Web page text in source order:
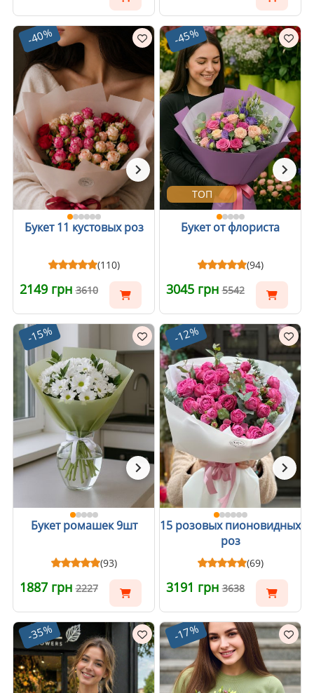
-40%
Букет 11 кустовых роз
(110)
2149 грн3610
-45%
ТОП
Букет от флориста
(94)
3045 грн5542
-15%
Букет ромашек 9шт
(93)
1887 грн2227
-12%
15 розовых пионовидных
роз
(69)
3191 грн3638
-35% -17%